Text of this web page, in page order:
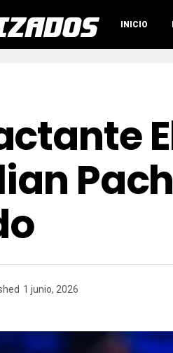
INICIO
1 junio, 2026